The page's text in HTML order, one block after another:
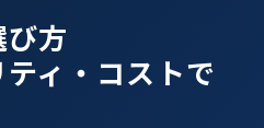
方
ィ・コストで